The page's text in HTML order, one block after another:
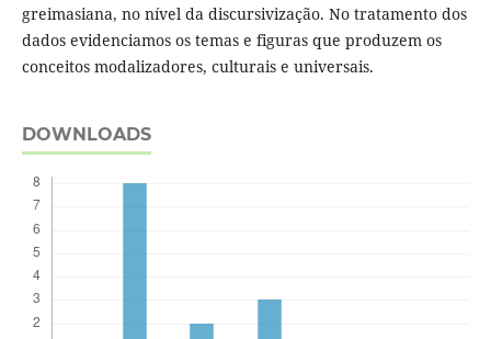
greimasiana, no nível da discursivização. No tratamento dos
dados evidenciamos os temas e figuras que produzem os
conceitos modalizadores, culturais e universais.
DOWNLOADS